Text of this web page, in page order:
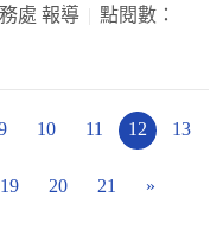
處 報導
點閱數：
10 11 12 13
19 20 21 »